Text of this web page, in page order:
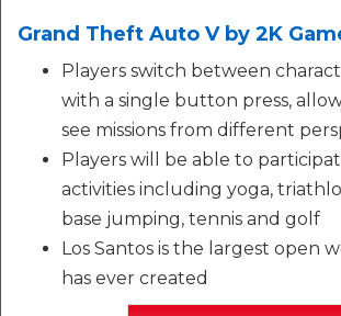
Grand Theft Auto V by 2K
Players switch between
with a single button press,
see missions from different
Players will be able to
activities including yoga,
base jumping, tennis and golf
Los Santos is the largest open
has ever created